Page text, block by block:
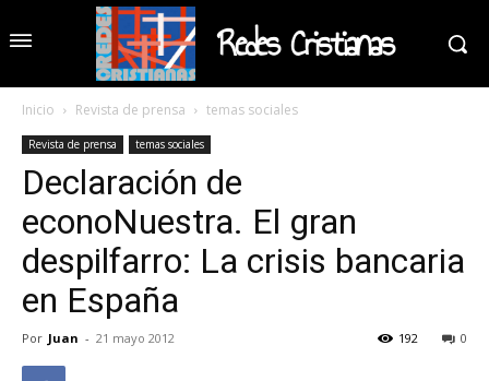
Redes Cristianas
Inicio Revista de prensa temas sociales
Revista de prensa temas sociales
Declaración de
econoNuestra. El gran
despilfarro: La crisis bancaria
en España
Por Juan - 21 mayo 2012 0
192